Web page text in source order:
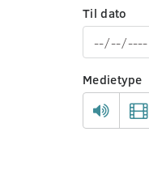
Til dato
Medietype